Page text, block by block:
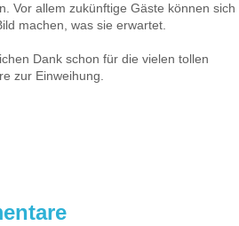
Vor allem zukünftige Gäste können sich
machen, was sie erwartet.
Dank schon für die vielen tollen
zur Einweihung.